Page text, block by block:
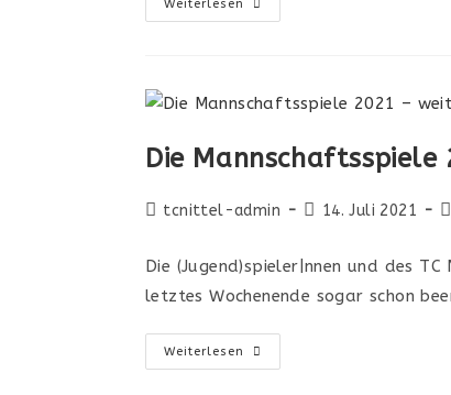
Weiterlesen
Die
tcnittel-admin 14. Juli 2021
Die (Jugend)spieler|nnen und des
letztes Wochenende sogar schon
Weiterlesen